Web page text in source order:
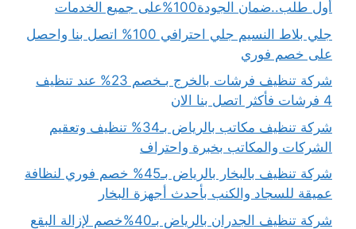
أول طلب..ضمان الجودة100%على جميع الخدمات
جلي بلاط النسيم جلي احترافي 100% اتصل بنا واحصل
على خصم فوري
شركة تنظيف فرشات بالخرج بـخصم 23% عند تنظيف
4 فرشات فأكثر اتصل بنا الان
شركة تنظيف مكاتب بالرياض بـ34% تنظيف وتعقيم
الشركات والمكاتب بخبرة واحتراف
شركة تنظيف بالبخار بالرياض بـ45% خصم فوري لنظافة
عميقة للسجاد والكنب بأحدث أجهزة البخار
شركة تنظيف الجدران بالرياض بـ40%خصم لإزالة البقع